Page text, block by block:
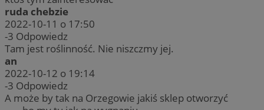
ruda chebzie
2022-10-11 o 17:50
-3 Odpowiedz
Tam jest roślinność. Nie niszczmy jej.
an
2022-10-12 o 19:14
-3 Odpowiedz
A może by tak na Orzegowie jakiś sklep otworzyć